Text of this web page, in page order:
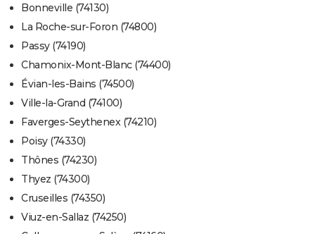
Bonneville (74130)
La Roche-sur-Foron (74800)
Passy (74190)
Chamonix-Mont-Blanc (74400)
Évian-les-Bains (74500)
Ville-la-Grand (74100)
Faverges-Seythenex (74210)
Poisy (74330)
Thônes (74230)
Thyez (74300)
Cruseilles (74350)
Viuz-en-Sallaz (74250)